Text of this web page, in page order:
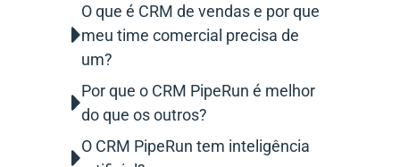
O que é CRM de vendas e por que
meu time comercial precisa de
um?
Por que o CRM PipeRun é melhor
do que os outros?
O CRM PipeRun tem inteligência